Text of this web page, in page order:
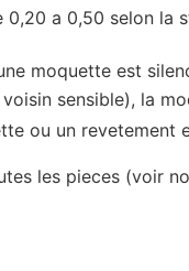
a 0,50 selon
moquette est
sensible), la
ou un
les pieces (voir